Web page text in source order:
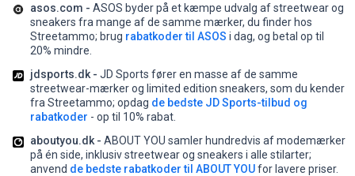
asos.com - ASOS byder på et kæmpe udvalg af streetwear og
sneakers fra mange af de samme mærker, du finder hos
Streetammo; brug rabatkoder til ASOS i dag, og betal op til
20% mindre.
jdsports.dk - JD Sports fører en masse af de samme
streetwear-mærker og limited edition sneakers, som du kender
fra Streetammo; opdag de bedste JD Sports-tilbud og
rabatkoder - op til 10% rabat.
aboutyou.dk - ABOUT YOU samler hundredvis af modemærker
på én side, inklusiv streetwear og sneakers i alle stilarter;
anvend de bedste rabatkoder til ABOUT YOUfor lavere priser.